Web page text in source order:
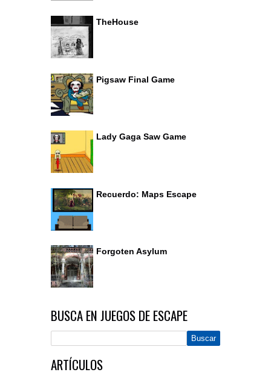
TheHouse
Pigsaw Final Game
Lady Gaga Saw Game
Recuerdo: Maps Escape
Forgoten Asylum
BUSCA EN JUEGOS DE ESCAPE
ARTÍCULOS